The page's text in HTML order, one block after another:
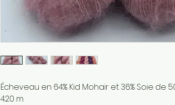
Écheveau en 64% Kid Mohair et 36% Soie de
420 m